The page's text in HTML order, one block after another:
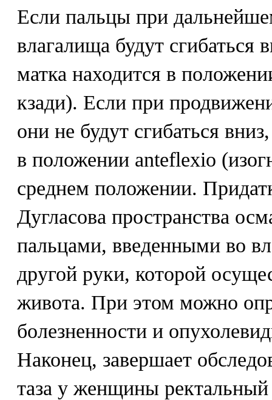
Если пальцы при
влагалища будут сгибаться
матка находится в
кзади). Если при
они не будут сгибаться
в положении anteflexio
среднем положении.
Дугласова пространства
пальцами, введенными во
другой руки, которой
живота. При этом можно
болезненности и
Наконец, завершает
таза у женщины